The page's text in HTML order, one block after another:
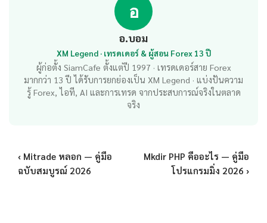
อ
อ.บอม
XM Legend · เทรดเดอร์ & ผู้สอน Forex 13 ปี
ผู้ก่อตั้ง SiamCafe ตั้งแต่ปี 1997 · เทรดเดอร์สาย Forex
มากกว่า 13 ปี ได้รับการยกย่องเป็น XM Legend · แบ่งปันความ
รู้ Forex, ไอที, AI และการเทรด จากประสบการณ์จริงในตลาด
จริง
‹ Mitrade หลอก — คู่มือ
ฉบับสมบูรณ์ 2026
Mkdir PHP คืออะไร — คู่มือ
โปรแกรมมิ่ง 2026 ›